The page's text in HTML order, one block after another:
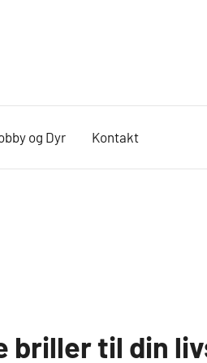
og Dyr Kontakt
briller til din